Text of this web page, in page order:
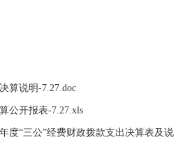
算说明-7.27.doc
公开报表-7.27.xls
度“三公”经费财政拨款支出决算表及说